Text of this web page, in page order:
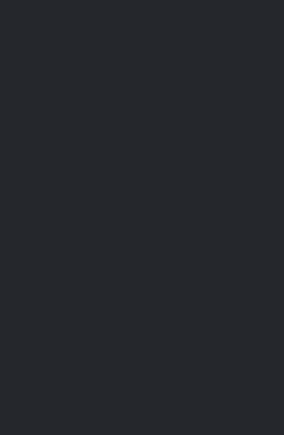
presenta una piccola aula
campanile romanico, con feritoie ed
Semplice la facciata, con profilo a
riconoscibili nel frontone
della vetrata artistica
apparato decorativo interno
e del tardo Cinquecento: un